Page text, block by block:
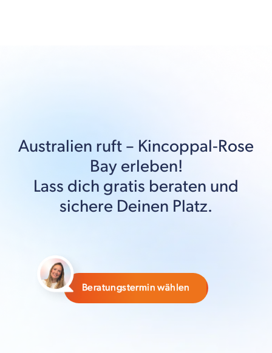
Australien ruft – Kincoppal-Rose
Bayerleben!
Lass dich gratis beraten und
sichere Deinen Platz.
Beratungstermin wählen